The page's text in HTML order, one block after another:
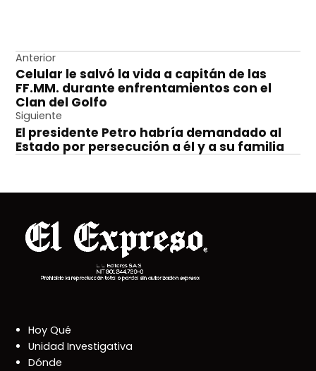
Navegación
de
entradas
Anterior
Celular le salvó la vida a capitán de las
FF.MM. durante enfrentamientos con el
Clan del Golfo
Siguiente
El presidente Petro habría demandado al
Estado por persecución a él y a su familia
Hoy Qué
Unidad Investigativa
Dónde